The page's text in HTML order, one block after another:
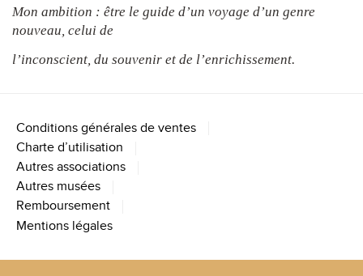
Mon ambition : être le guide d’un voyage d’un genre
nouveau, celui de
l’inconscient, du souvenir et de l’enrichissement.
Conditions générales de ventes
Charte d’utilisation
Autres associations
Autres musées
Remboursement
Mentions légales